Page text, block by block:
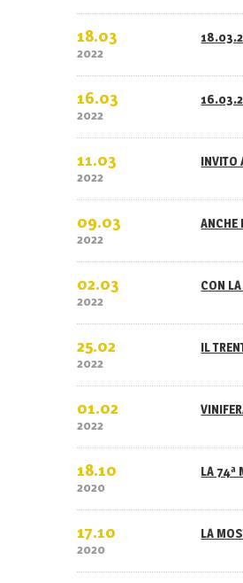
18.03
2022
16.03
2022
11.03
2022
INVITO
09.03
2022
ANCHE
02.03
2022
CON
25.02
2022
IL
01.02
2022
18.10
2020
LA 74ª
17.10
2020
LA